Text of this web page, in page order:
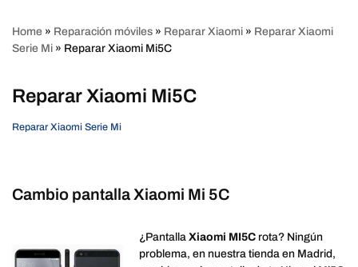
Home » Reparación móviles » Reparar Xiaomi » Reparar Xiaomi
Serie Mi » Reparar Xiaomi Mi5C
Reparar Xiaomi Mi5C
Reparar Xiaomi Serie Mi
Cambio pantalla Xiaomi Mi 5C
¿Pantalla Xiaomi MI5C rota? Ningún
problema, en nuestra tienda en Madrid,